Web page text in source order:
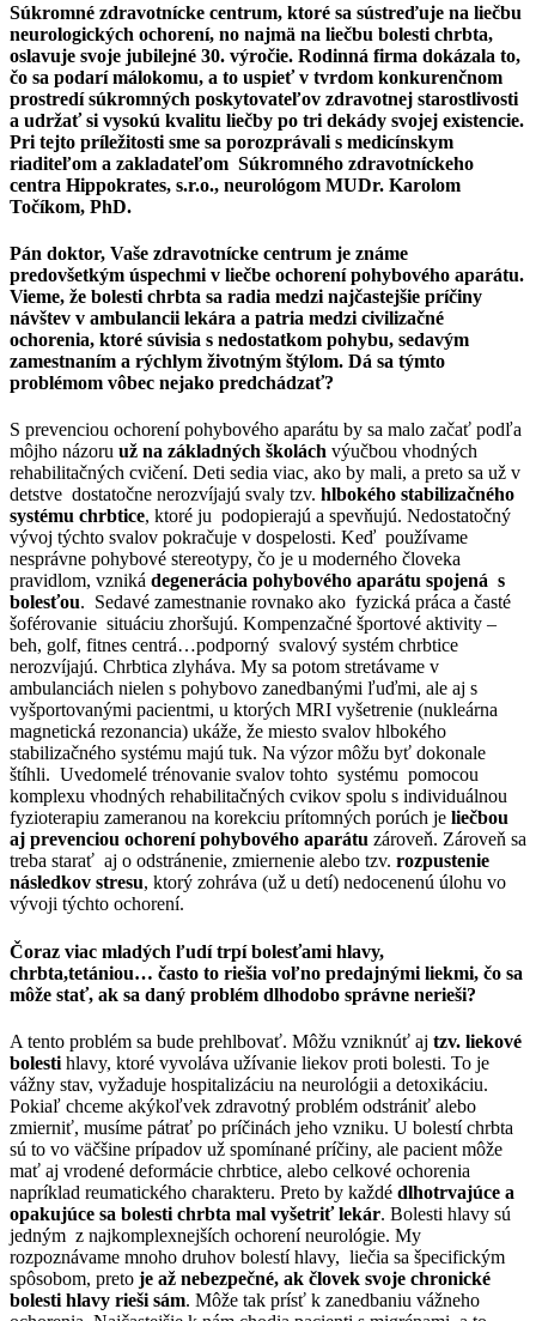
Súkromné zdravotnícke centrum, ktoré sa sústreďuje na liečbu
neurologických ochorení, no najmä na liečbu bolesti chrbta,
oslavuje svoje jubilejné 30. výročie. Rodinná firma dokázala to,
čo sa podarí málokomu, a to uspieť v tvrdom konkurenčnom
prostredí súkromných poskytovateľov zdravotnej starostlivosti
a udržať si vysokú kvalitu liečby po tri dekády svojej existencie.
Pri tejto príležitosti sme sa porozprávali s medicínskym
riaditeľom a zakladateľom Súkromného zdravotníckeho
centra Hippokrates, s.r.o., neurológom MUDr. Karolom
Točíkom, PhD.
Pán doktor, Vaše zdravotnícke centrum je známe
predovšetkým úspechmi v liečbe ochorení pohybového aparátu.
Vieme, že bolesti chrbta sa radia medzi najčastejšie príčiny
návštev v ambulancii lekára a patria medzi civilizačné
ochorenia, ktoré súvisia s nedostatkom pohybu, sedavým
zamestnaním a rýchlym životným štýlom. Dá sa týmto
problémom vôbec nejako predchádzať?
S prevenciou ochorení pohybového aparátu by sa malo začať podľa
môjho názoru už na základných školách výučbou vhodných
rehabilitačných cvičení. Deti sedia viac, ako by mali, a preto sa už v
detstve dostatočne nerozvíjajú svaly tzv. hlbokého stabilizačného
systému chrbtice, ktoré ju podopierajú a spevňujú. Nedostatočný
vývoj týchto svalov pokračuje v dospelosti. Keď používame
nesprávne pohybové stereotypy, čo je u moderného človeka
pravidlom, vzniká degenerácia pohybového aparátu spojená s
bolesťou. Sedavé zamestnanie rovnako ako fyzická práca a časté
šoférovanie situáciu zhoršujú. Kompenzačné športové aktivity –
beh, golf, fitnes centrá…podporný svalový systém chrbtice
nerozvíjajú. Chrbtica zlyháva. My sa potom stretávame v
ambulanciách nielen s pohybovo zanedbanými ľuďmi, ale aj s
vyšportovanými pacientmi, u ktorých MRI vyšetrenie (nukleárna
magnetická rezonancia) ukáže, že miesto svalov hlbokého
stabilizačného systému majú tuk. Na výzor môžu byť dokonale
štíhli. Uvedomelé trénovanie svalov tohto systému pomocou
komplexu vhodných rehabilitačných cvikov spolu s individuálnou
fyzioterapiu zameranou na korekciu prítomných porúch je liečbou
aj prevenciou ochorení pohybového aparátu zároveň. Zároveň sa
treba starať aj o odstránenie, zmiernenie alebo tzv. rozpustenie
následkov stresu, ktorý zohráva (už u detí) nedocenenú úlohu vo
vývoji týchto ochorení.
Čoraz viac mladých ľudí trpí bolesťami hlavy,
chrbta,tetániou… často to riešia voľno predajnými liekmi, čo sa
môže stať, ak sa daný problém dlhodobo správne nerieši?
A tento problém sa bude prehlbovať. Môžu vzniknúť aj tzv. liekové
bolesti hlavy, ktoré vyvoláva užívanie liekov proti bolesti. To je
vážny stav, vyžaduje hospitalizáciu na neurológii a detoxikáciu.
Pokiaľ chceme akýkoľvek zdravotný problém odstrániť alebo
zmierniť, musíme pátrať po príčinách jeho vzniku. U bolestí chrbta
sú to vo väčšine prípadov už spomínané príčiny, ale pacient môže
mať aj vrodené deformácie chrbtice, alebo celkové ochorenia
napríklad reumatického charakteru. Preto by každé dlhotrvajúce a
opakujúce sa bolesti chrbta mal vyšetriť lekár. Bolesti hlavy sú
jedným z najkomplexnejších ochorení neurológie. My
rozpoznávame mnoho druhov bolestí hlavy, liečia sa špecifickým
spôsobom, preto je až nebezpečné, ak človek svoje chronické
bolesti hlavy rieši sám. Môže tak prísť k zanedbaniu vážneho